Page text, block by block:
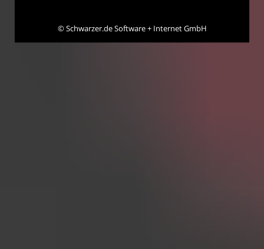
©Schwarzer.de Software + Internet GmbH